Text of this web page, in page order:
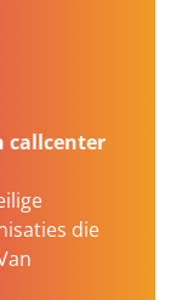
callcenter
die